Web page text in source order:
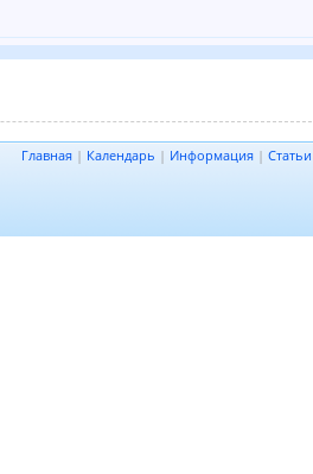
Главная | Календарь | Информация | Статьи